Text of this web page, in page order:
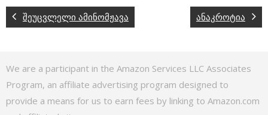
შეუცვლელი ამინომჟავა ანაკროტია
We are a participant in the Amazon Services LLC Associates
Program, an affiliate advertising program designed to
provide a means for us to earn fees by linking to Amazon.com